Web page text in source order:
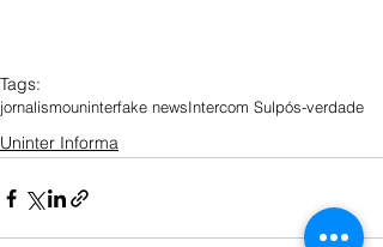
Tags:
jornalismouninterfake newsIntercom Sulpós-verdade
Uninter Informa